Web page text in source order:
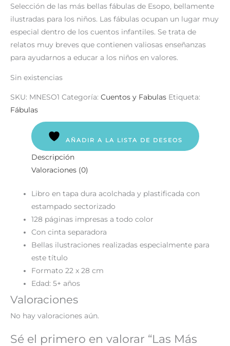
Selección de las más bellas fábulas de Esopo, bellamente
ilustradas para los niños. Las fábulas ocupan un lugar muy
especial dentro de los cuentos infantiles. Se trata de
relatos muy breves que contienen valiosas enseñanzas
para ayudarnos a educar a los niños en valores.
Sin existencias
SKU: MNESO1 Categoría: Cuentos y Fabulas Etiqueta:
Fábulas
AÑADIR A LA LISTA DE DESEOS
Descripción
Valoraciones (0)
Libro en tapa dura acolchada y plastificada con
estampado sectorizado
128 páginas impresas a todo color
Con cinta separadora
Bellas ilustraciones realizadas especialmente para
este título
Formato 22 x 28 cm
Edad: 5+ años
Valoraciones
No hay valoraciones aún.
Sé el primero en valorar “Las Más